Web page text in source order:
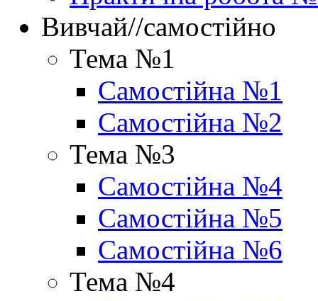
Вивчай//самостійно
Тема №1
Самостійна №1
Самостійна №2
Тема №3
Самостійна №4
Самостійна №5
Самостійна №6
Тема №4